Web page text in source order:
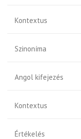
Kontextus
Szinoníma
Angol kifejezés
Kontextus
Értékelés